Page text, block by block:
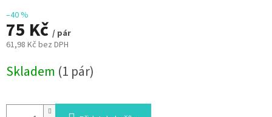
–40 %
75 Kč / pár
61,98 Kč bez DPH
cena:
Skladem (1 pár)